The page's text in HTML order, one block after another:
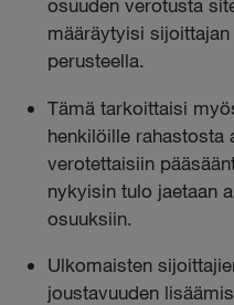
osuuden verotusta
määräytyisi
perusteella.
Tämä tarkoittaisi
henkilöille rahastosta
verotettaisiin
nykyisin tulo jaetaan
osuuksiin.
Ulkomaisten
joustavuuden